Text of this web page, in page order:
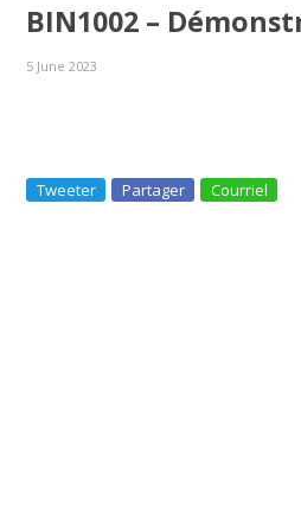
BIN1002 –
5 June 2023
Tweeter Partager Courriel